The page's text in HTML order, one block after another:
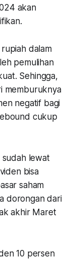
akan
dalam
pemulihan
Sehingga,
memburuknya
negatif bagi
cukup
sudah lewat
bisa
saham
dorongan dari
akhir Maret
10 persen